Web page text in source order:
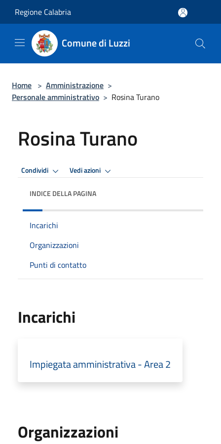
Regione Calabria
Comune di Luzzi
Home > Amministrazione >
Personale amministrativo > Rosina Turano
Rosina Turano
Condividi Vedi azioni
INDICE DELLA PAGINA
Incarichi
Organizzazioni
Punti di contatto
Incarichi
Impiegata amministrativa - Area 2
Organizzazioni